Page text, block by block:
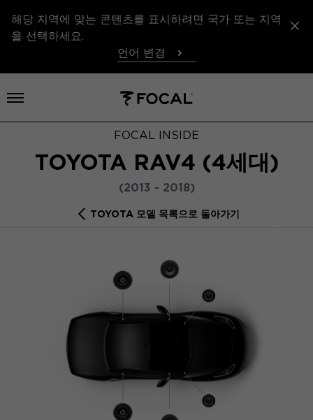
해당 지역에 맞는 콘텐츠를 표시하려면 국가 또는 지역
을 선택하세요.
언어 변경
메뉴 열기
FOCAL INSIDE
TOYOTA RAV4 (4세대)
(2013 - 2018)
TOYOTA 모델 목록으로 돌아가기